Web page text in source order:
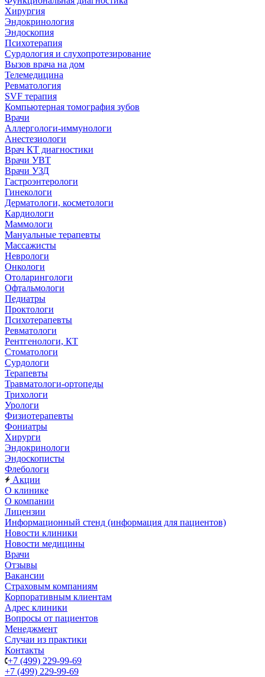
Хирургия
Эндокринология
Эндоскопия
Психотерапия
Сурдология и слухопротезирование
Вызов врача на дом
Телемедицина
Ревматология
SVF терапия
Компьютерная томография зубов
Врачи
Аллергологи-иммунологи
Анестезиологи
Врач КТ диагностики
Врачи УВТ
Врачи УЗД
Гастроэнтерологи
Гинекологи
Дерматологи, косметологи
Кардиологи
Маммологи
Мануальные терапевты
Массажисты
Неврологи
Онкологи
Отоларингологи
Офтальмологи
Педиатры
Проктологи
Психотерапевты
Ревматологи
Рентгенологи, КТ
Стоматологи
Сурдологи
Терапевты
Травматологи-ортопеды
Трихологи
Урологи
Физиотерапевты
Фониатры
Хирурги
Эндокринологи
Эндоскописты
Флебологи
Акции
О клинике
О компании
Лицензии
Информационный стенд (информация для пациентов)
Новости клиники
Новости медицины
Врачи
Отзывы
Вакансии
Страховым компаниям
Корпоративным клиентам
Адрес клиники
Вопросы от пациентов
Менеджмент
Случаи из практики
Контакты
+7 (499) 229-99-69
+7 (499) 229-99-69